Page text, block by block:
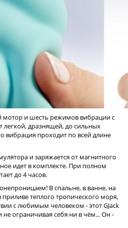
и шесть режимов вибрации с
легкой, дразнящей, до сильных
вибрация проходит по всей длине
и заряжается от магнитного
идет в комплекте. При полном
до 4 часов.
В спальне, в ванне, на
приливе теплого тропического моря,
с любимым человеком - этот GJack
ограничивая себя ни в чём... Он -